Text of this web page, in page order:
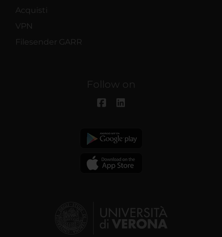
Acquisti
VPN
Filesender GARR
Follow on